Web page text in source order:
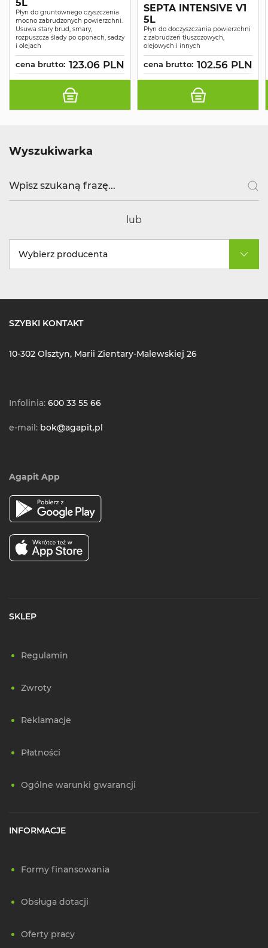
5L
Płyn do gruntownego czyszczenia
mocno zabrudzonych powierzchni.
Usuwa stary brud, smary,
rozpuszcza ślady po oponach, sadzy
i olejach
cena brutto: 123.06 PLN
SEPTA INTENSIVE V1
5L
Płyn do doczyszczania powierzchni
z zabrudzeń tłuszczowych,
olejowych i innych
cena brutto: 102.56 PLN
Wyszukiwarka
lub
Wybierz producenta
SZYBKI KONTAKT
10-302 Olsztyn, Marii Zientary-Malewskiej 26
Infolinia: 600 33 55 66
e-mail: bok@agapit.pl
Agapit App
SKLEP
Regulamin
Zwroty
Reklamacje
Płatności
Ogólne warunki gwarancji
INFORMACJE
Formy finansowania
Obsługa dotacji
Oferty pracy